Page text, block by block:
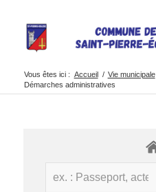
Vous êtes ici : Accueil / Vie municipale
Démarches administratives